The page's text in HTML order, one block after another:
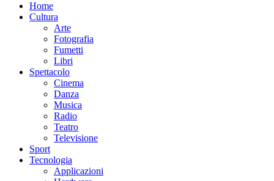
Home
Cultura
Arte
Fotografia
Fumetti
Libri
Spettacolo
Cinema
Danza
Musica
Radio
Teatro
Televisione
Sport
Tecnologia
Applicazioni